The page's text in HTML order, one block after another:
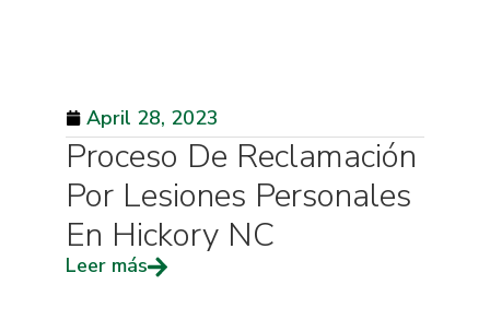
April 28, 2023
Proceso De Reclamación
Por Lesiones Personales
En Hickory NC
Leer más